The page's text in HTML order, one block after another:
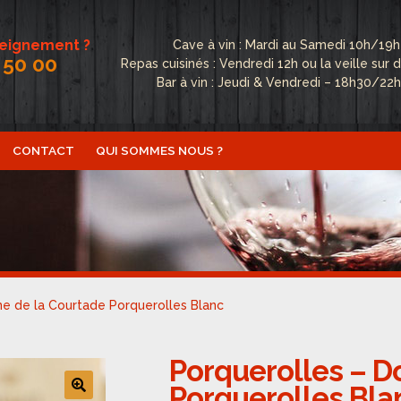
?
00
Cave à vin : Mardi au Samedi 10h/19h
Repas cuisinés : Vendredi 12h ou la veille sur
Bar à vin : Jeudi & Vendredi – 18h30/
CONTACT QUI SOMMES NOUS ?
Conditions Générales de Vente
Politique de cookies (UE) Qui sommes nous ?
de la Courtade Porquerolles Blanc
Porquerolles –